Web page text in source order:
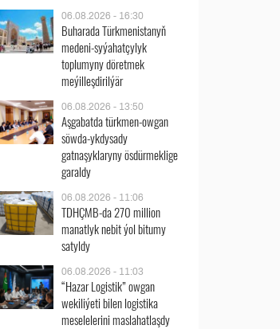
06.08.2026 - 16:30
Buharada Türkmenistanyň
medeni-syýahatçylyk
toplumyny döretmek
meýilleşdirilýär
06.08.2026 - 13:50
Aşgabatda türkmen-owgan
söwda-ykdysady
gatnaşyklaryny ösdürmeklige
garaldy
06.08.2026 - 11:06
TDHÇMB-da 270 million
manatlyk nebit ýol bitumy
satyldy
06.08.2026 - 11:03
“Hazar Logistik” owgan
wekiliýeti bilen logistika
meselelerini maslahatlaşdy